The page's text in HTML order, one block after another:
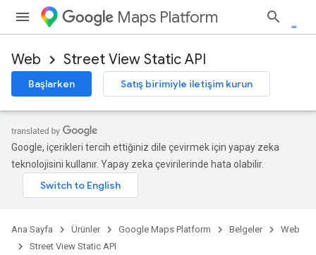
Maps Platform
Web Street View Static API
Başlarken Satış birimiyle iletişim kurun
Google, içerikleri tercih ettiğiniz dile çevirmek için yapay zeka
teknolojisini kullanır. Yapay zeka çevirilerinde hata olabilir.
Ana Sayfa Ürünler Google Maps Platform Belgeler
Web
Street View Static API